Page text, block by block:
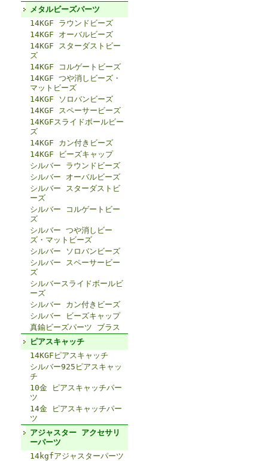
メタルビーズパーツ
14KGF ラウンドビーズ
14KGF オーバルビーズ
14KGF スターダストビー
ズ
14KGF コルゲートビーズ
14KGF つや消しビーズ・
マットビーズ
14KGF ソロバンビーズ
14KGF スペーサービーズ
14KGFスライドボールビー
ズ
14KGF カン付きビーズ
14KGF ビーズキャップ
シルバー ラウンドビーズ
シルバー オーバルビーズ
シルバー スターダストビ
ーズ
シルバー コルゲートビー
ズ
シルバー つや消しビー
ズ・マットビーズ
シルバー ソロバンビーズ
シルバー スペーサービー
ズ
シルバースライドボールビ
ーズ
シルバー カン付きビーズ
シルバー ビーズキャップ
真鍮ビーズパーツ ブラス
ピアスキャッチ
14KGFピアスキャッチ
シルバー925ピアスキャッ
チ
10金 ピアスキャッチパー
ツ
14金 ピアスキャッチパー
ツ
アジャスター アクセサリ
ーパーツ
14kgfアジャスターパーツ